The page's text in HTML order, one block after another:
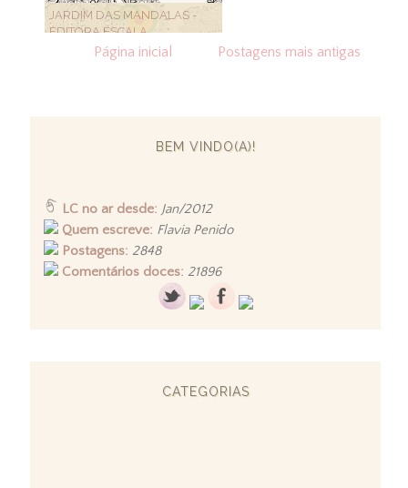
JARDIM DAS MANDALAS -
EDITORA ESCALA
Postagens mais antigas
Página inicial
BEM VINDO(A)!
LC no ar desde: Jan/2012
Quem escreve: Flavia Penido
Postagens: 2848
Comentários doces: 21896
CATEGORIAS